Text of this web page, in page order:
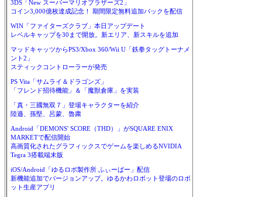
3DS「New スーパーマリオブラザーズ2」
コイン3,000億枚達成記念！ 期間限定無料追加パックを配信
WIN「ファイターズクラブ」本日アップデート
レベルキャップを30まで開放。新エリア、新スキルを追加
マッドキャッツからPS3/Xbox 360/Wii U「鉄拳タッグトーナメ
ント2」
スティックコントローラーが発売
PS Vita「サムライ＆ドラゴンズ」
「フレンド招待機能」＆「魔獣倉庫」を実装
「真・三國無双７」登場キャラクターを紹介
陸遜、孫堅、呂蒙、魯粛
Android「DEMONS' SCORE（THD）」がSQUARE ENIX
MARKETで配信開始
高画質化されたグラフィックスでゲームを楽しめるNVIDIA
Tegra 3搭載端末版
iOS/Android「ゆるロボ製作所 ふぃーばー」配信
新機能追加でバージョンアップ。ゆるかわロボット登場のロボ
ット生産アプリ